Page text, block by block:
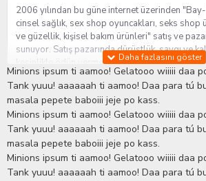
2006 yılından bu güne internet üzerinden
cinsel sağlık, sex shop oyuncakları, seks shop
ve güzellik, kişisel bakım ürünleri" satış ve
sunuyor. Satış pazarında dürüstlük, saygı ve
kesinlikle ödün vermeden hizmet sağlık ve
sorularınıza anında cevap verebilen Yetkin ve
ihtiyaçlarınızı en uygun fiyat ve taksit
İstanbul beylikdüzü Erotik Shop sitemizde insan
stratejimiz ile müşterilerimizin yaşamlarında
bakımlı olmaları için onlara sağlık ve güzellik
sağlıyoruz.Sex ShopAlışveriş sitemiz Erotik
gelişmeleri ve yenilikleri çok yakından takip
5000'e yakın geniş ürün yelpazesi ile
Minions ipsum ti aamoo! Gelatooo wiiiii daa
Tank yuuu! aaaaaah ti aamoo! Daa para tú
masala pepete baboiii jeje po kass.
Minions ipsum ti aamoo! Gelatooo wiiiii daa
Tank yuuu! aaaaaah ti aamoo! Daa para tú
masala pepete baboiii jeje po kass.
Minions ipsum ti aamoo! Gelatooo wiiiii daa
Tank yuuu! aaaaaah ti aamoo! Daa para tú